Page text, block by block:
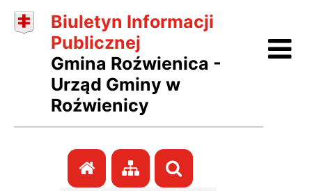
Biuletyn Informacji
Publicznej
Gmina Roźwienica -
Urząd Gminy w
Roźwienicy
Przejdź do strony głównej
Przejdź do mapy
Szukaj